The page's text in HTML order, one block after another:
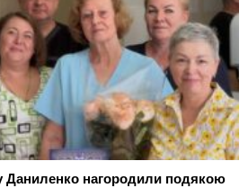
Даниленко нагородили подякою